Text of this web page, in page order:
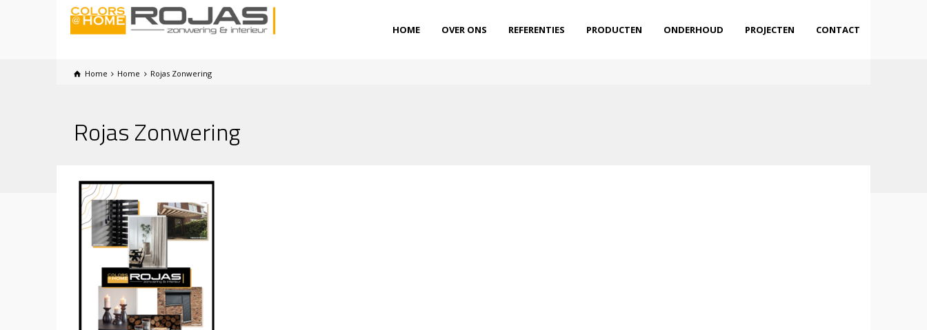
HOME OVER ONS REFERENTIES PRODUCTEN ONDERHOUD PROJECTEN CONTACT
Home Home Rojas Zonwering
Rojas Zonwering